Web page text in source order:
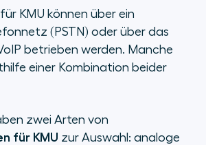
KMU können über ein
(PSTN) oder über das
betrieben werden. Manche
einer Kombination beider
zwei Arten von
für KMU zur Auswahl: analoge